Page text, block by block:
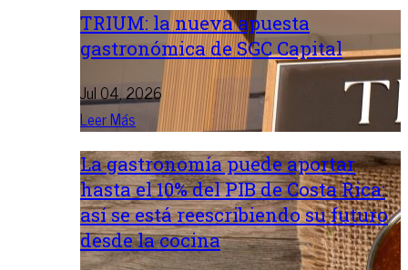
TRIUM: la nueva apuesta
gastronómica de SGC Capital
Jul 04, 2026
Leer Más
La gastronomía puede aportar
hasta el 10% del PIB de Costa Rica:
así se está reescribiendo su futuro
desde la cocina